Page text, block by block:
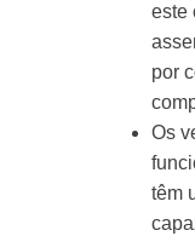
este
por
Os
têm